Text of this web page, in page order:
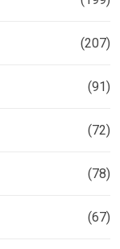
(207)
(91)
(72)
(78)
(67)